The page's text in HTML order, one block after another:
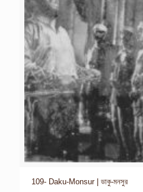
109- Daku-Monsur | ডাকু-মনসুর